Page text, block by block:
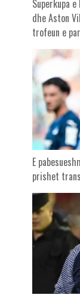
Superkupa e
dhe Aston
trofeun e
E
prishet